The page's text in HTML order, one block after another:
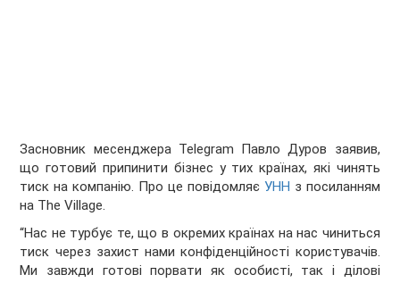
Засновник месенджера Telegram Павло Дуров заявив,
що готовий припинити бізнес у тих країнах, які чинять
тиск на компанію. Про це повідомляє УНН з посиланням
на The Village.
“Нас не турбує те, що в окремих країнах на нас чиниться
тиск через захист нами конфіденційності користувачів.
Ми завжди готові порвати як особисті, так і ділові